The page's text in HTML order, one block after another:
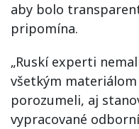
aby bolo
pripomína.
„Ruskí experti
všetkým
porozumeli, aj
vypracované